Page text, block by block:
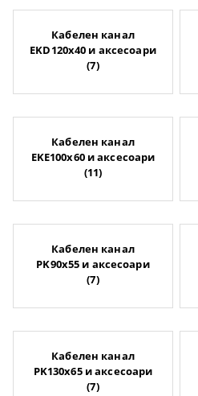
Кабелен канал
EKD120x40 и аксесоари
(7)
Кабелен канал
EKE100x60 и аксесоари
(11)
Кабелен канал
PK90x55 и аксесоари
(7)
Кабелен канал
PK130x65 и аксесоари
(7)